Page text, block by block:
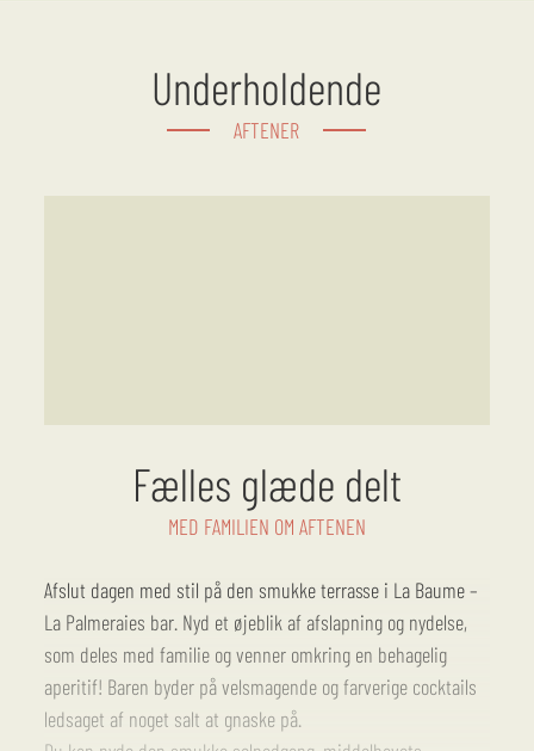
Underholdende
AFTENER
Fælles glæde delt
MED FAMILIEN OM AFTENEN
Afslut dagen med stil på den smukke terrasse i La Baume –
La Palmeraies bar. Nyd et øjeblik af afslapning og nydelse,
som deles med familie og venner omkring en behagelig
aperitif! Baren byder på velsmagende og farverige cocktails
ledsaget af noget salt at gnaske på.